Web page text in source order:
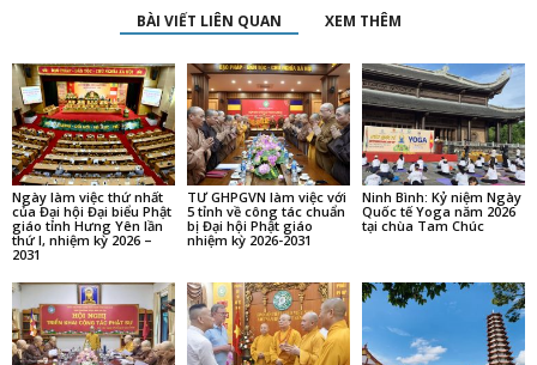
BÀI VIẾT LIÊN QUAN XEM THÊM
Ngày làm việc thứ nhất
của Đại hội Đại biểu Phật
giáo tỉnh Hưng Yên lần
thứ I, nhiệm kỳ 2026 –
2031
TƯ GHPGVN làm việc với
5 tỉnh về công tác chuẩn
bị Đại hội Phật giáo
nhiệm kỳ 2026-2031
Ninh Bình: Kỷ niệm Ngày
Quốc tế Yoga năm 2026
tại chùa Tam Chúc